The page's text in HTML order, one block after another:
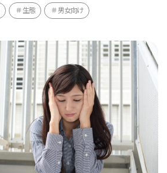
生態 男女向け